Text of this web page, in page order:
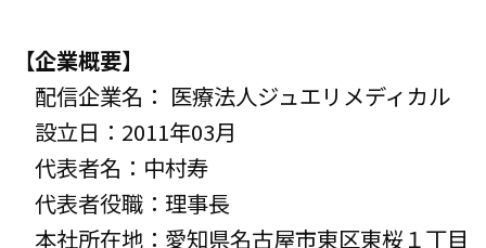
【企業概要】
配信企業名： 医療法人ジュエリメディカル
設立日：2011年03月
代表者名：中村寿
代表者役職：理事長
本社所在地：愛知県名古屋市東区東桜１丁目